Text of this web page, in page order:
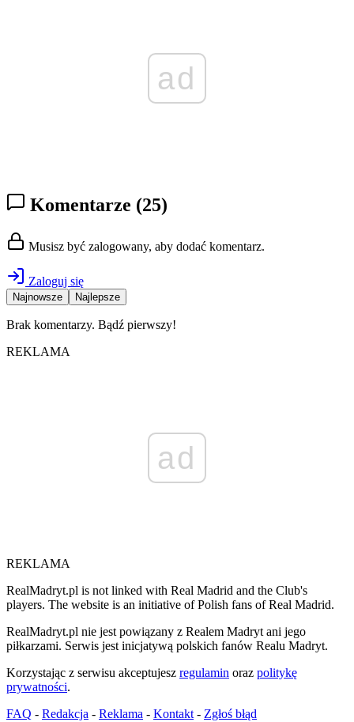
ad
Komentarze (25)
Musisz być zalogowany, aby dodać komentarz.
Zaloguj się
Najnowsze Najlepsze
Brak komentarzy. Bądź pierwszy!
REKLAMA
ad
REKLAMA
RealMadryt.pl is not linked with Real Madrid and the Club's
players. The website is an initiative of Polish fans of Real Madrid.
RealMadryt.pl nie jest powiązany z Realem Madryt ani jego
piłkarzami. Serwis jest inicjatywą polskich fanów Realu Madryt.
Korzystając z serwisu akceptujesz regulamin oraz politykę
prywatności.
FAQ - Redakcja - Reklama - Kontakt - Zgłoś błąd